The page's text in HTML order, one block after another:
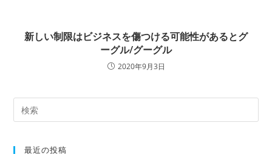
新しい制限はビジネスを傷つける可能性があるとグ
ーグル/グーグル
2020年9月3日
最近の投稿